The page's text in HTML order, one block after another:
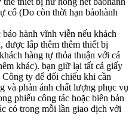
cố (Do còn thời hạn bảohành
hành vĩnh viễn nếu khách
được lắp thêm thêm thiết bị
hàng tự thỏa thuận với cá
khác). bạn giữ lại tất cả giấy
ty để đối chiếu khi cần
và phản ánh chất lượng phục vụ
phiếu công tác hoặc biên bản
có trong mỗi lần giao dịch với